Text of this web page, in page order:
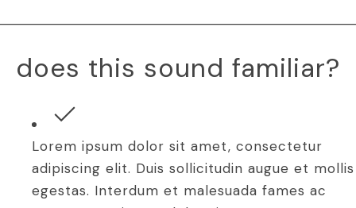
does this sound familiar?
Lorem ipsum dolor sit amet, consectetur
adipiscing elit. Duis sollicitudin augue et mollis
egestas. Interdum et malesuada fames ac